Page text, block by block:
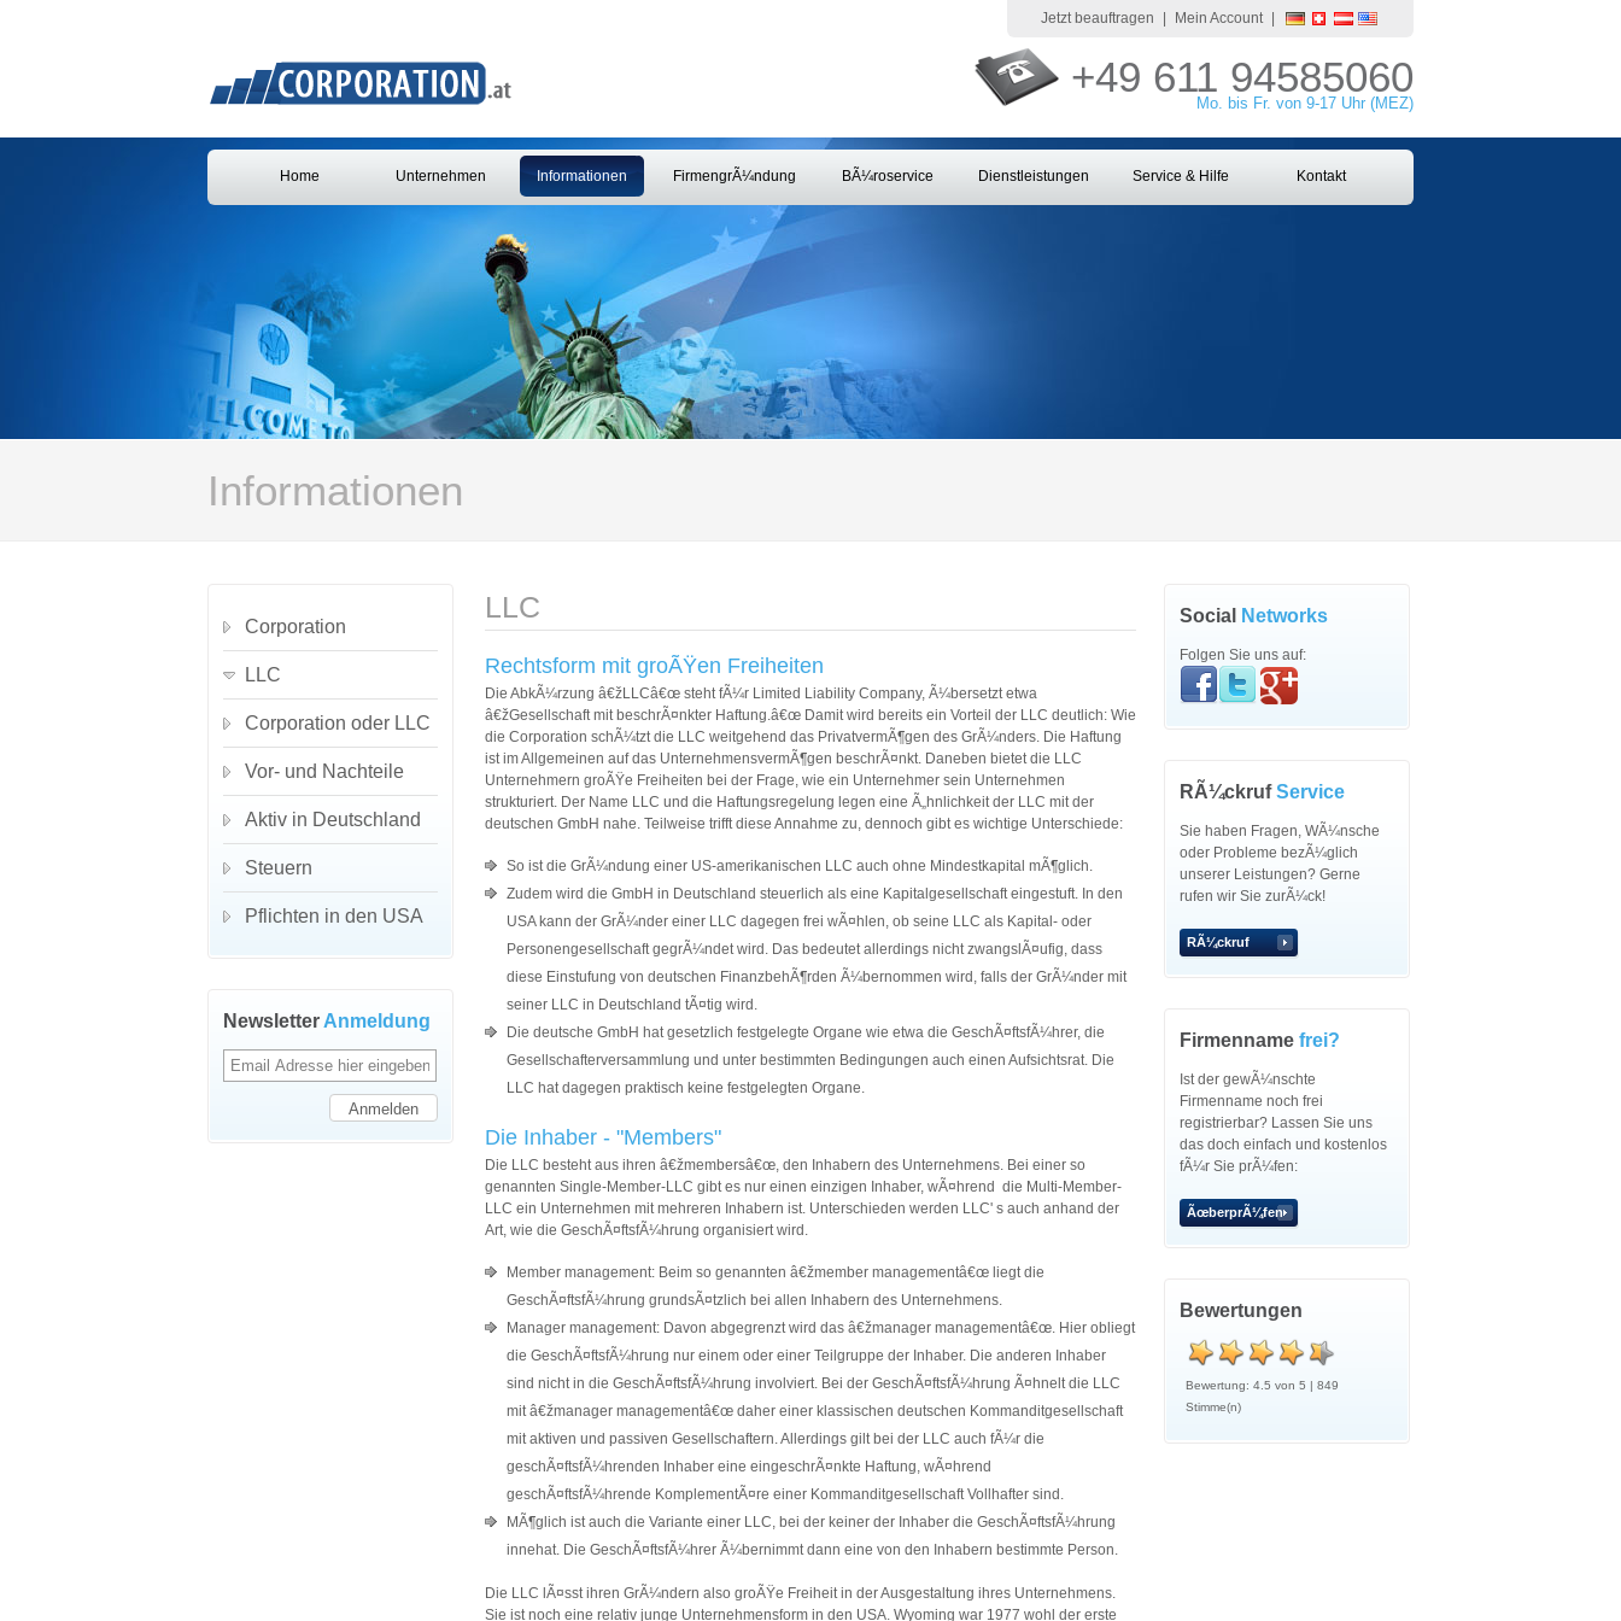
+49 611 94585060
Mo. bis Fr. von 9-17 Uhr (MEZ)
Jetzt beauftragen Mein Account
Home Unternehmen Informationen FirmengrÃ¼ndung BÃ¼roservice Dienstleistungen Service & Hilfe Kontakt
Informationen
LLC
Rechtsform mit groÃŸen Freiheiten
Die AbkÃ¼rzung â€žLLCâ€œ steht fÃ¼r Limited Liability Company, Ã¼bersetzt etwa
â€žGesellschaft mit beschrÃ¤nkter Haftung.â€œ Damit wird bereits ein Vorteil der LLC deutlich: Wie
die Corporation schÃ¼tzt die LLC weitgehend das PrivatvermÃ¶gen des GrÃ¼nders. Die Haftung
ist im Allgemeinen auf das UnternehmensvermÃ¶gen beschrÃ¤nkt. Daneben bietet die LLC
Unternehmern groÃŸe Freiheiten bei der Frage, wie ein Unternehmer sein Unternehmen
strukturiert. Der Name LLC und die Haftungsregelung legen eine Ã„hnlichkeit der LLC mit der
deutschen GmbH nahe. Teilweise trifft diese Annahme zu, dennoch gibt es wichtige Unterschiede:
So ist die GrÃ¼ndung einer US-amerikanischen LLC auch ohne Mindestkapital mÃ¶glich.
Zudem wird die GmbH in Deutschland steuerlich als eine Kapitalgesellschaft eingestuft. In den
USA kann der GrÃ¼nder einer LLC dagegen frei wÃ¤hlen, ob seine LLC als Kapital- oder
Personengesellschaft gegrÃ¼ndet wird. Das bedeutet allerdings nicht zwangslÃ¤ufig, dass
diese Einstufung von deutschen FinanzbehÃ¶rden Ã¼bernommen wird, falls der GrÃ¼nder mit
seiner LLC in Deutschland tÃ¤tig wird.
Die deutsche GmbH hat gesetzlich festgelegte Organe wie etwa die GeschÃ¤ftsfÃ¼hrer, die
Gesellschafterversammlung und unter bestimmten Bedingungen auch einen Aufsichtsrat. Die
LLC hat dagegen praktisch keine festgelegten Organe.
Die Inhaber - "Members"
Die LLC besteht aus ihren â€žmembersâ€œ, den Inhabern des Unternehmens. Bei einer so
genannten Single-Member-LLC gibt es nur einen einzigen Inhaber, wÃ¤hrend die Multi-Member-
LLC ein Unternehmen mit mehreren Inhabern ist. Unterschieden werden LLC' s auch anhand der
Art, wie die GeschÃ¤ftsfÃ¼hrung organisiert wird.
Member management: Beim so genannten â€žmember managementâ€œ liegt die
GeschÃ¤ftsfÃ¼hrung grundsÃ¤tzlich bei allen Inhabern des Unternehmens.
Manager management: Davon abgegrenzt wird das â€žmanager managementâ€œ. Hier obliegt
die GeschÃ¤ftsfÃ¼hrung nur einem oder einer Teilgruppe der Inhaber. Die anderen Inhaber
sind nicht in die GeschÃ¤ftsfÃ¼hrung involviert. Bei der GeschÃ¤ftsfÃ¼hrung Ã¤hnelt die LLC
mit â€žmanager managementâ€œ daher einer klassischen deutschen Kommanditgesellschaft
mit aktiven und passiven Gesellschaftern. Allerdings gilt bei der LLC auch fÃ¼r die
geschÃ¤ftsfÃ¼hrenden Inhaber eine eingeschrÃ¤nkte Haftung, wÃ¤hrend
geschÃ¤ftsfÃ¼hrende KomplementÃ¤re einer Kommanditgesellschaft Vollhafter sind.
MÃ¶glich ist auch die Variante einer LLC, bei der keiner der Inhaber die GeschÃ¤ftsfÃ¼hrung
innehat. Die GeschÃ¤ftsfÃ¼hrer Ã¼bernimmt dann eine von den Inhabern bestimmte Person.
Die LLC lÃ¤sst ihren GrÃ¼ndern also groÃŸe Freiheit in der Ausgestaltung ihres Unternehmens.
Sie ist noch eine relativ junge Unternehmensform in den USA. Wyoming war 1977 wohl der erste
Corporation
LLC
Corporation oder LLC
Vor- und Nachteile
Aktiv in Deutschland
Steuern
Pflichten in den USA
Newsletter Anmeldung
Social Networks
Folgen Sie uns auf:
RÃ¼ckrufService
Sie haben Fragen, WÃ¼nsche
oder Probleme bezÃ¼glich
unserer Leistungen? Gerne
rufen wir Sie zurÃ¼ck!
RÃ¼ckruf
Firmenname frei?
Ist der gewÃ¼nschte
Firmenname noch frei
registrierbar? Lassen Sie uns
das doch einfach und kostenlos
fÃ¼r Sie prÃ¼fen:
ÃœberprÃ¼fen
Bewertungen
Bewertung: 4.5 von 5 | 849
Stimme(n)